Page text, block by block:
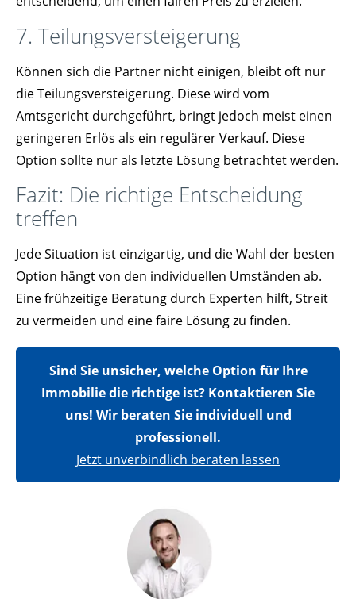
7. Teilungsversteigerung
Können sich die Partner nicht einigen, bleibt oft nur
die Teilungsversteigerung. Diese wird vom
Amtsgericht durchgeführt, bringt jedoch meist einen
geringeren Erlös als ein regulärer Verkauf. Diese
Option sollte nur als letzte Lösung betrachtet werden.
Fazit: Die richtige Entscheidung
treffen
Jede Situation ist einzigartig, und die Wahl der besten
Option hängt von den individuellen Umständen ab.
Eine frühzeitige Beratung durch Experten hilft, Streit
zu vermeiden und eine faire Lösung zu finden.
Sind Sie unsicher, welche Option für Ihre
Immobilie die richtige ist? Kontaktieren Sie
uns! Wir beraten Sie individuell und
professionell.
Jetzt unverbindlich beraten lassen